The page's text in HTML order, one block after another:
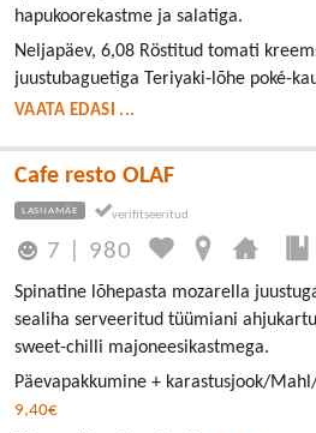
hapukoorekastme ja salatiga.
Neljapäev, 6,08 Röstitud tomati
juustubaguetiga Teriyaki-lõhe poké-
VAATA EDASI ...
Cafe resto OLAF
LASNAMÄE
7 980
Spinatine lõhepasta mozarella
sealiha serveeritud tüümiani
sweet-chilli majoneesikastmega.
Päevapakkumine + karastusjook/
9,40€